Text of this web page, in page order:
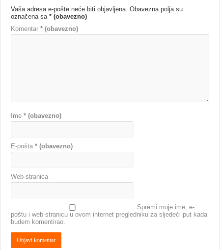
Vaša adresa e-pošte neće biti objavljena. Obavezna polja su
označena sa* (obavezno)
Komentar* (obavezno)
Ime* (obavezno)
E-pošta* (obavezno)
Web-stranica
Spremi moje ime, e-
poštu i web-stranicu u ovom internet pregledniku za sljedeći put kada
budem komentirao.